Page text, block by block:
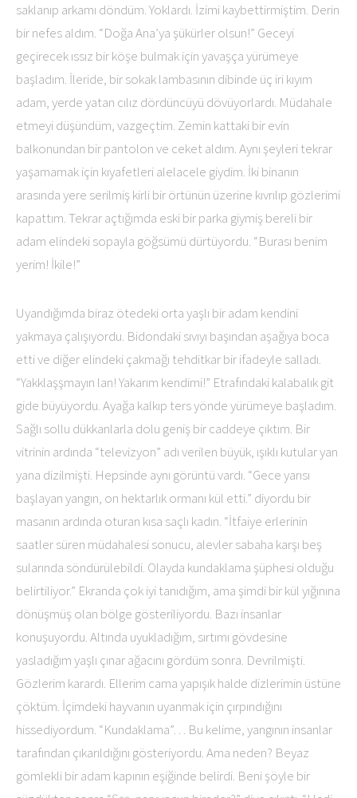
saklanıp arkamı döndüm. Yoklardı. İzimi kaybettirmiştim. Derin
bir nefes aldım. “Doğa Ana’ya şükürler olsun!” Geceyi
geçirecek ıssız bir köşe bulmak için yavaşça yürümeye
başladım. İleride, bir sokak lambasının dibinde üç iri kıyım
adam, yerde yatan cılız dördüncüyü dövüyorlardı. Müdahale
etmeyi düşündüm, vazgeçtim. Zemin kattaki bir evin
balkonundan bir pantolon ve ceket aldım. Aynı şeyleri tekrar
yaşamamak için kıyafetleri alelacele giydim. İki binanın
arasında yere serilmiş kirli bir örtünün üzerine kıvrılıp gözlerimi
kapattım. Tekrar açtığımda eski bir parka giymiş bereli bir
adam elindeki sopayla göğsümü dürtüyordu. “Burası benim
yerim! İkile!”
Uyandığımda biraz ötedeki orta yaşlı bir adam kendini
yakmaya çalışıyordu. Bidondaki sıvıyı başından aşağıya boca
etti ve diğer elindeki çakmağı tehditkar bir ifadeyle salladı.
“Yakklaşşmayın lan! Yakarım kendimi!” Etrafındaki kalabalık git
gide büyüyordu. Ayağa kalkıp ters yönde yürümeye başladım.
Sağlı sollu dükkanlarla dolu geniş bir caddeye çıktım. Bir
vitrinin ardında “televizyon” adı verilen büyük, ışıklı kutular yan
yana dizilmişti. Hepsinde aynı görüntü vardı. “Gece yarısı
başlayan yangın, on hektarlık ormanı kül etti.” diyordu bir
masanın ardında oturan kısa saçlı kadın. “İtfaiye erlerinin
saatler süren müdahalesi sonucu, alevler sabaha karşı beş
sularında söndürülebildi. Olayda kundaklama şüphesi olduğu
belirtiliyor.” Ekranda çok iyi tanıdığım, ama şimdi bir kül yığınına
dönüşmüş olan bölge gösteriliyordu. Bazı insanlar
konuşuyordu. Altında uyukladığım, sırtımı gövdesine
yasladığım yaşlı çınar ağacını gördüm sonra. Devrilmişti.
Gözlerim karardı. Ellerim cama yapışık halde dizlerimin üstüne
çöktüm. İçimdeki hayvanın uyanmak için çırpındığını
hissediyordum. “Kundaklama”… Bu kelime, yangının insanlar
tarafından çıkarıldığını gösteriyordu. Ama neden? Beyaz
gömlekli bir adam kapının eşiğinde belirdi. Beni şöyle bir